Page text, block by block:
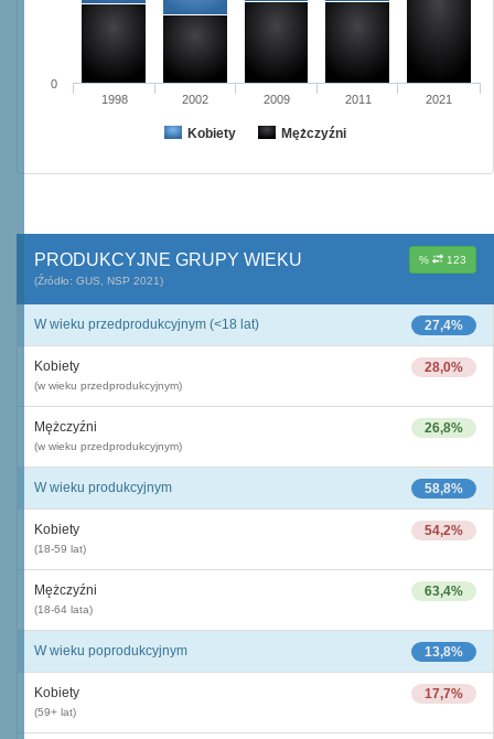
Kobiety Mężczyźni
1998 2002 2009 2011 2021
0
% 123
PRODUKCYJNE GRUPY WIEKU
(Źródło: GUS, NSP 2021)
27,4%
W wieku przedprodukcyjnym (<18 lat)
28,0%
Kobiety
(w wieku przedprodukcyjnym)
26,8%
Mężczyźni
(w wieku przedprodukcyjnym)
58,8%
W wieku produkcyjnym
54,2%
Kobiety
(18-59 lat)
63,4%
Mężczyźni
(18-64 lata)
13,8%
W wieku poprodukcyjnym
17,7%
Kobiety
(59+ lat)